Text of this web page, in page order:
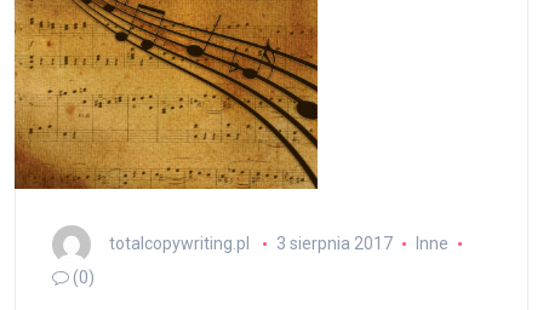
totalcopywriting.pl 3 sierpnia 2017
Inne
(0)